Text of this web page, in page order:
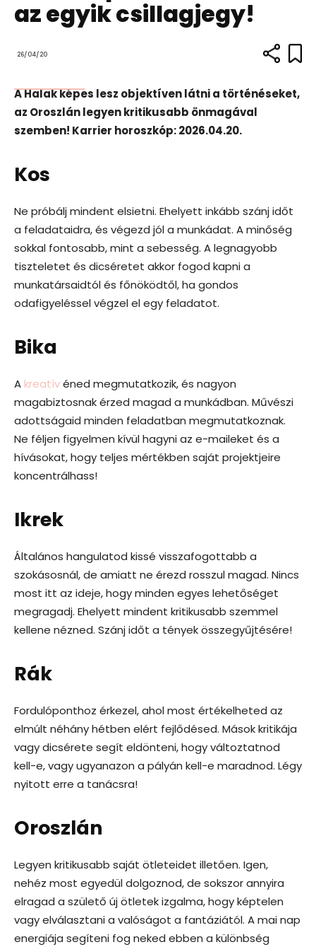
az egyik csillagjegy!
26/04/20
A Halak képes lesz objektíven látni a történéseket,
az Oroszlán legyen kritikusabb önmagával
szemben! Karrier horoszkóp: 2026.04.20.
Kos
Ne próbálj mindent elsietni. Ehelyett inkább szánj időt
a feladataidra, és végezd jól a munkádat. A minőség
sokkal fontosabb, mint a sebesség. A legnagyobb
tiszteletet és dicséretet akkor fogod kapni a
munkatársaidtól és főnöködtől, ha gondos
odafigyeléssel végzel el egy feladatot.
Bika
A kreatívéned megmutatkozik, és nagyon
magabiztosnak érzed magad a munkádban. Művészi
adottságaid minden feladatban megmutatkoznak.
Ne féljen figyelmen kívül hagyni az e-maileket és a
hívásokat, hogy teljes mértékben saját projektjeire
koncentrálhass!
Ikrek
Általános hangulatod kissé visszafogottabb a
szokásosnál, de amiatt ne érezd rosszul magad. Nincs
most itt az ideje, hogy minden egyes lehetőséget
megragadj. Ehelyett mindent kritikusabb szemmel
kellene nézned. Szánj időt a tények összegyűjtésére!
Rák
Fordulóponthoz érkezel, ahol most értékelheted az
elmúlt néhány hétben elért fejlődésed. Mások kritikája
vagy dicsérete segít eldönteni, hogy változtatnod
kell-e, vagy ugyanazon a pályán kell-e maradnod. Légy
nyitott erre a tanácsra!
Oroszlán
Legyen kritikusabb saját ötleteidet illetően. Igen,
nehéz most egyedül dolgoznod, de sokszor annyira
elragad a születő új ötletek izgalma, hogy képtelen
vagy elválasztani a valóságot a fantáziától. A mai nap
energiája segíteni fog neked ebben a különbség